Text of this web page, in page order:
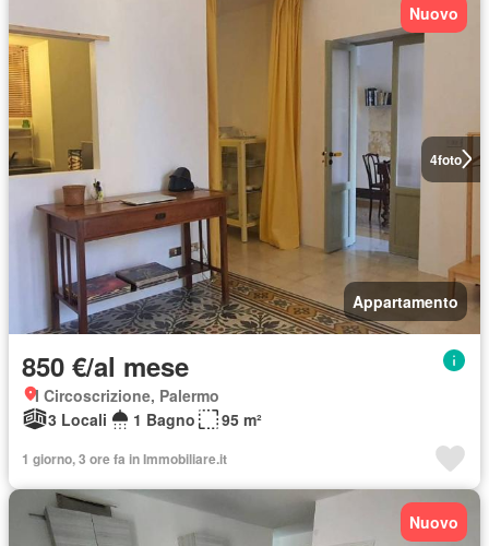
4foto
Nuovo
Appartamento
850 €/al mese
I Circoscrizione, Palermo
3 Locali
1 Bagno 95 m²
1 giorno, 3 ore fa in Immobiliare.it
Nuovo